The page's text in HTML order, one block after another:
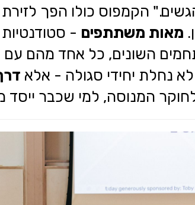
ליזום. להגשים." הקמפוס כולו
מאות משתתפים - סטודנטיות
השונים, כל אחד מהם עם
נחלת יחידי סגולה - אלא
המנוסה, למי שכבר ייסד